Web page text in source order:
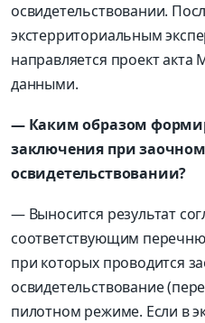
освидетельствовании.
экстерриториальным
направляется проект
данными.
— Каким образом
заключения при
освидетельствовании?
— Выносится результат
соответствующим
при которых проводится
освидетельствование
пилотном режиме. Если в